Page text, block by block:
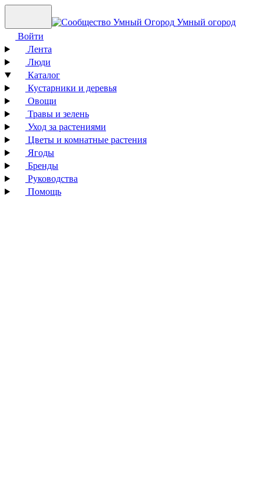
Умный огород
Войти
Лента
Люди
Каталог
Кустарники и деревья
Овощи
Травы и зелень
Уход за растениями
Цветы и комнатные растения
Ягоды
Бренды
Руководства
Помощь